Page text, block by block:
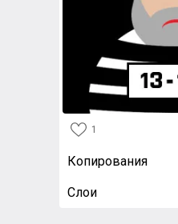
1
Копирования
Слои